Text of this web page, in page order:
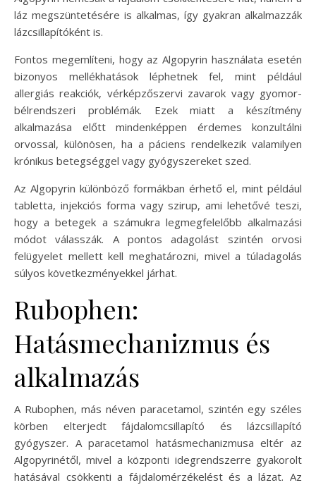
láz megszüntetésére is alkalmas, így gyakran alkalmazzák
lázcsillapítóként is.
Fontos megemlíteni, hogy az Algopyrin használata esetén
bizonyos mellékhatások léphetnek fel, mint például
allergiás reakciók, vérképzőszervi zavarok vagy gyomor-
bélrendszeri problémák. Ezek miatt a készítmény
alkalmazása előtt mindenképpen érdemes konzultálni
orvossal, különösen, ha a páciens rendelkezik valamilyen
krónikus betegséggel vagy gyógyszereket szed.
Az Algopyrin különböző formákban érhető el, mint például
tabletta, injekciós forma vagy szirup, ami lehetővé teszi,
hogy a betegek a számukra legmegfelelőbb alkalmazási
módot válasszák. A pontos adagolást szintén orvosi
felügyelet mellett kell meghatározni, mivel a túladagolás
súlyos következményekkel járhat.
Rubophen:
Hatásmechanizmus és
alkalmazás
A Rubophen, más néven paracetamol, szintén egy széles
körben elterjedt fájdalomcsillapító és lázcsillapító
gyógyszer. A paracetamol hatásmechanizmusa eltér az
Algopyrinétől, mivel a központi idegrendszerre gyakorolt
hatásával csökkenti a fájdalomérzékelést és a lázat. Az